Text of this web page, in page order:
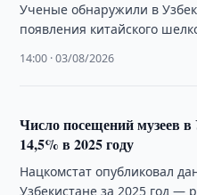
Ученые обнаружили в
появления китайского
Великого …
14:00 · 03/08/2026
Число посещений музеев
14,5% в 2025 году
Нацкомстат опубликовал
Узбекистане за 2025 год —